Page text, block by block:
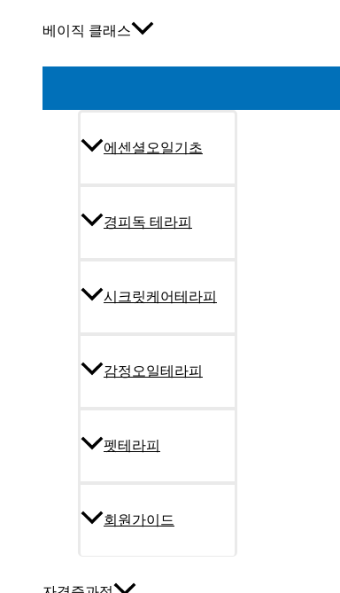
베이직 클래스
에센셜오일기초
경피독 테라피
시크릿케어테라피
감정오일테라피
펫테라피
회원가이드
자격증과정